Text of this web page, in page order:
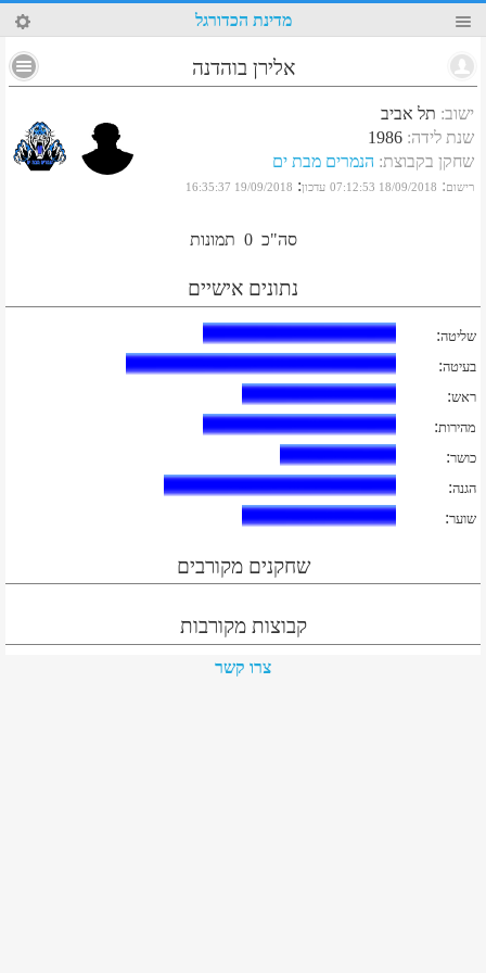
65 מדינת הכדורגל
אלירן בוהדנה
ישוב: תל אביב
שנת לידה:
1986
שחקן בקבוצת: הנמרים מבת ים
רישום:
18/09/2018 07:12:53 עדכון:
19/09/2018 16:35:37
סה"כ 0 תמונות
נתונים אישיים
שליטה:
בעיטה:
ראש:
מהירות:
כושר:
הגנה:
שוער:
שחקנים מקורבים
קבוצות מקורבות
צרו קשר